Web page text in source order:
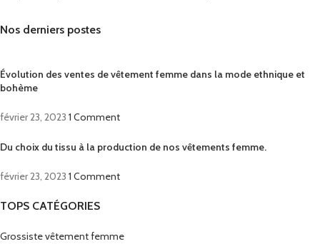
Nos derniers postes
Évolution des ventes de vêtement femme dans la mode ethnique et
bohème
février 23, 2023 1 Comment
Du choix du tissu à la production de nos vêtements femme.
février 23, 2023 1 Comment
TOPS CATÉGORIES
Grossiste vêtement femme